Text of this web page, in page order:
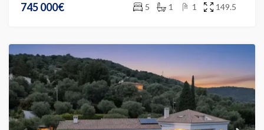
745 000€ 5 1 1 149.5